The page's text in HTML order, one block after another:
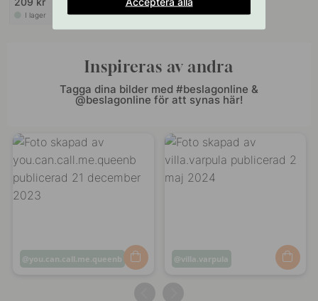
I lager
Inspireras av andra
Tagga dina bilder med #beslagonline &
@beslagonline för att synas här!
Inlägg
you.can.call.me.queenb
Inlägg
av
villa.varpula